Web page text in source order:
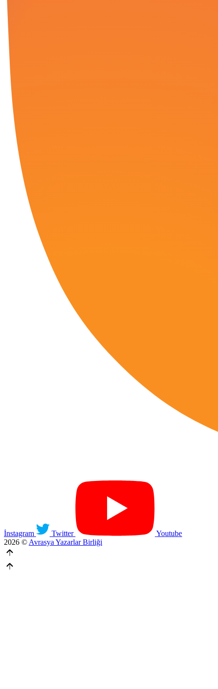
İnstagram Twitter
Youtube
2026 © Avrasya Yazarlar Birliği